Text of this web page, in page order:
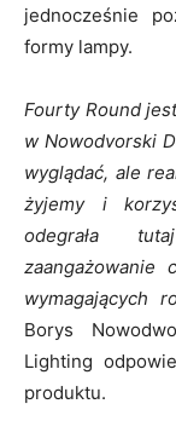
jednocześnie
formy lampy.
Fourty Round
w Nowodvorski
wyglądać, ale
żyjemy i
odegrała
zaangażowanie
wymagających
Borys
Lighting
produktu.